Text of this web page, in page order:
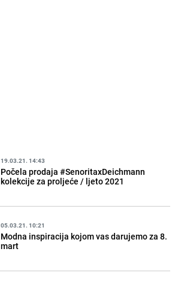
19.03.21. 14:43
Počela prodaja #SenoritaxDeichmann
kolekcije za proljeće / ljeto 2021
05.03.21. 10:21
Modna inspiracija kojom vas darujemo za 8.
mart